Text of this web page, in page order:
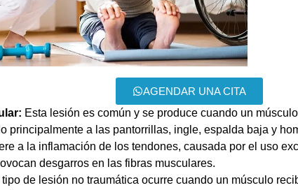
AGENDAR UNA CITA
Esta lesión es común y se produce cuando un
principalmente a las pantorrillas, ingle, espalda baja y
a la inflamación de los tendones, causada por el uso
desgarros en las fibras musculares.
de lesión no traumática ocurre cuando un músculo